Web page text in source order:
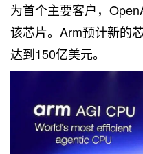
为首个主要客户，
该芯片。Arm预计新的
达到150亿美元。